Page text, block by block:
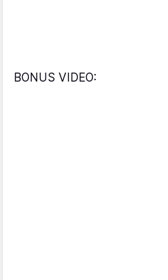
BONUS VIDEO: